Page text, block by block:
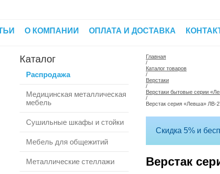
О КОМПАНИИ ОПЛАТА И ДОСТАВКА
Каталог
Распродажа
Медицинская металлическая
мебель
Сушильные шкафы и стойки
Мебель для общежитий
Металлические стеллажи
Главная
/
Каталог товаров
/
Верстаки
/
Верстаки бытовые серии
/
Верстак серия «Левша» ЛВ-
Скидка 5% и
Верстак